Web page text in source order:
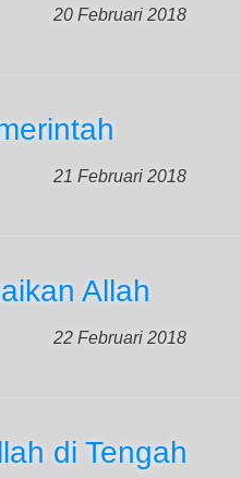
20 Februari 2018
21 Februari 2018
Allah
22 Februari 2018
di Tengah